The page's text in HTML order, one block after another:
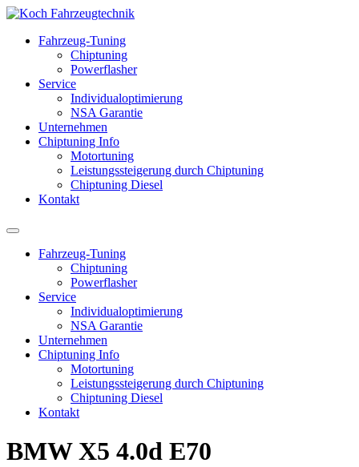
Fahrzeug-Tuning
Chiptuning
Powerflasher
Service
Individualoptimierung
NSA Garantie
Unternehmen
Chiptuning Info
Motortuning
Leistungssteigerung durch Chiptuning
Chiptuning Diesel
Kontakt
Fahrzeug-Tuning
Chiptuning
Powerflasher
Service
Individualoptimierung
NSA Garantie
Unternehmen
Chiptuning Info
Motortuning
Leistungssteigerung durch Chiptuning
Chiptuning Diesel
Kontakt
BMW X5 4.0d E70